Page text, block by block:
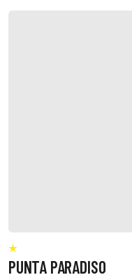
PUNTA PARADISO